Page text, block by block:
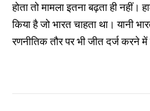
होता तो मामला इतना बढ़ता ही नहीं।
किया है जो भारत चाहता था। यानी
रणनीतिक तौर पर भी जीत दर्ज करने